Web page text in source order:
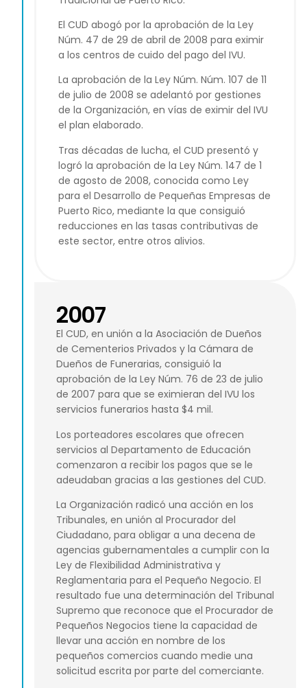
El CUD abogó por la aprobación de la Ley
Núm. 47 de 29 de abril de 2008 para eximir
a los centros de cuido del pago del IVU.
La aprobación de la Ley Núm. Núm. 107 de 11
de julio de 2008 se adelantó por gestiones
de la Organización, en vías de eximir del IVU
el plan elaborado.
Tras décadas de lucha, el CUD presentó y
logró la aprobación de la Ley Núm. 147 de 1
de agosto de 2008, conocida como Ley
para el Desarrollo de Pequeñas Empresas de
Puerto Rico, mediante la que consiguió
reducciones en las tasas contributivas de
este sector, entre otros alivios.
2007
El CUD, en unión a la Asociación de Dueños
de Cementerios Privados y la Cámara de
Dueños de Funerarias, consiguió la
aprobación de la Ley Núm. 76 de 23 de julio
de 2007 para que se eximieran del IVU los
servicios funerarios hasta $4 mil.
Los porteadores escolares que ofrecen
servicios al Departamento de Educación
comenzaron a recibir los pagos que se le
adeudaban gracias a las gestiones del CUD.
La Organización radicó una acción en los
Tribunales, en unión al Procurador del
Ciudadano, para obligar a una decena de
agencias gubernamentales a cumplir con la
Ley de Flexibilidad Administrativa y
Reglamentaria para el Pequeño Negocio. El
resultado fue una determinación del Tribunal
Supremo que reconoce que el Procurador de
Pequeños Negocios tiene la capacidad de
llevar una acción en nombre de los
pequeños comercios cuando medie una
solicitud escrita por parte del comerciante.